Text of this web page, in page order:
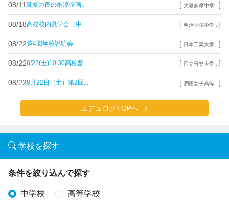
08/11 真夏の夜の納涼企画... [ 大妻多摩中学... ]
08/18高校校内見学会（中... [ 明治学院中学... ]
08/22第4回学校説明会 [ 日本工業大学... ]
08/228/22(土)10:30高校普... [ 国立音楽大学... ]
08/228月22日（土）第2回... [ 潤徳女子高等... ]
エデュログTOPへ
学校を探す
条件を絞り込んで探す
中学校 高等学校